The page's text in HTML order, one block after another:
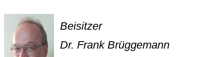
Beisitzer
Dr. Frank Brüggemann